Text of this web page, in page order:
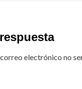
electrónico no